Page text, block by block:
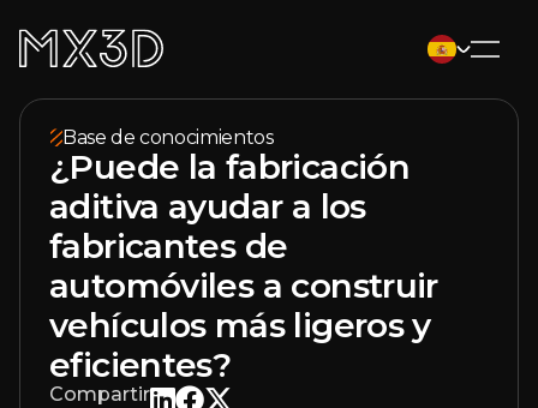
Base de conocimientos
¿Puede la fabricación
aditiva ayudar a los
fabricantes de
automóviles a construir
vehículos más ligeros y
eficientes?
Compartir